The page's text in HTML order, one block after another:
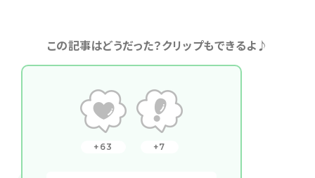
この記事はどうだった？クリップもできるよ♪
63 7